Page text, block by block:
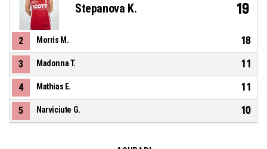
Stepanova K. 19
2 Morris M. 18
3 Madonna T. 11
4 Mathias E. 11
5 Narviciute G. 10